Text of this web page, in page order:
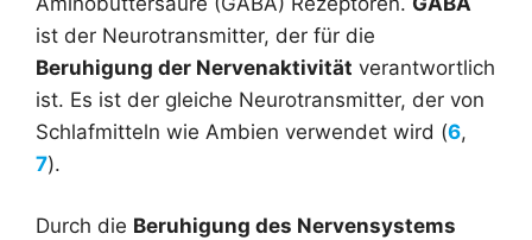
ist der Neurotransmitter, der für die
Beruhigung der Nervenaktivität verantwortlich
ist. Es ist der gleiche Neurotransmitter, der von
Schlafmitteln wie Ambien verwendet wird (6,
7).
Durch die Beruhigung des Nervensystems